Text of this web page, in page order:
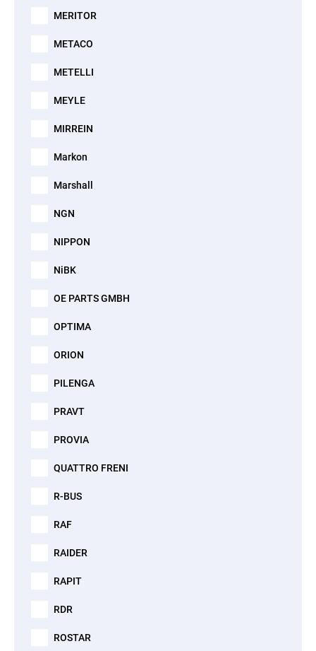
MERITOR
METACO
METELLI
MEYLE
MIRREIN
Markon
Marshall
NGN
NIPPON
NiBK
OE PARTS GMBH
OPTIMA
ORION
PILENGA
PRAVT
PROVIA
QUATTRO FRENI
R-BUS
RAF
RAIDER
RAPIT
RDR
ROSTAR